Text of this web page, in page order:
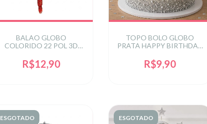
BALAO GLOBO
COLORIDO 22 POL 3D
R$12,90
TOPO BOLO GLOBO
PRATA HAPPY BIRTHDAY
R$9,90
ESGOTADO ESGOTADO